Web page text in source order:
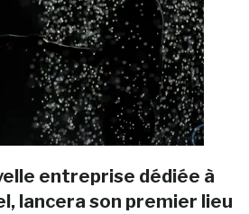
entreprise dédiée à
lancera son premier lieu